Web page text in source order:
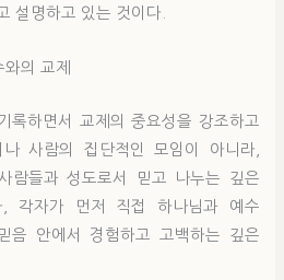
설명하고 있는 것이다.
의 교제
록하면서 교제의 중요성을 강조하고
사람의 집단적인 모임이 아니라,
람들과 성도로서 믿고 나누는 깊은
각자가 먼저 직접 하나님과 예수
음 안에서 경험하고 고백하는 깊은